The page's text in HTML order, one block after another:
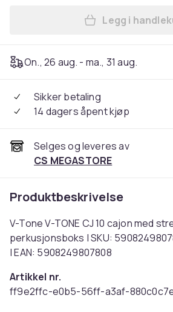
Legg
Legg i
On., 26 aug. - ma., 31 aug.
Sikker betaling
14 dagers åpent kjøp
Selges og leveres av
CS MEGASTORE
Produktbeskrivelse
V-Tone V-TONE CJ 10 cajon med
perkusjonsboks | SKU:
| EAN: 5908249807808
Artikkel nr.
ff9e2ffc-e0b5-56ff-a3af-